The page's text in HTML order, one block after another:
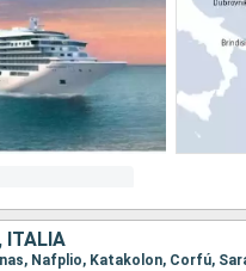
ITALIA
Nafplio, Katakolon, Corfú,